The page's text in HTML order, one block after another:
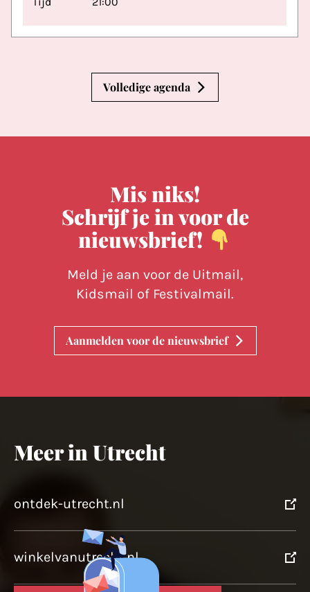
Volledige agenda
Mis niks!
Schrijf je in voor de
nieuwsbrief!
Meld je aan voor de Uitmail,
Kidsmail of Festivalmail.
Aanmelden voor de nieuwsbrief
Meer in Utrecht
ontdek-utrecht.nl
winkelvanutrecht.nl